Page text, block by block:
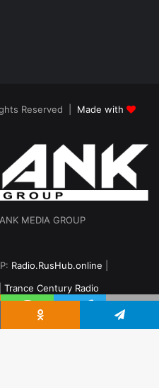
Reserved | Made with
MEDIA GROUP
Radio.RusHub.online
Trance Century Radio
Записи эфира
О проекте
Odnoklassniki Telegram